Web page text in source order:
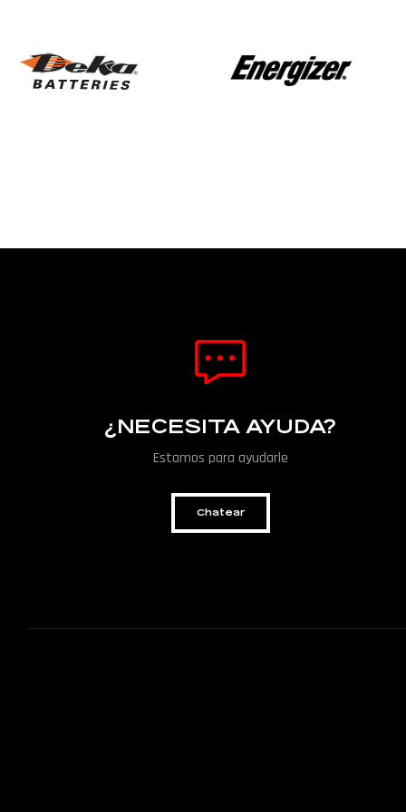
¿NECESITA AYUDA?
Estamos para ayudarle
Chatear